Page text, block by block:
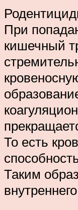
При
кишечный
То есть
Таким